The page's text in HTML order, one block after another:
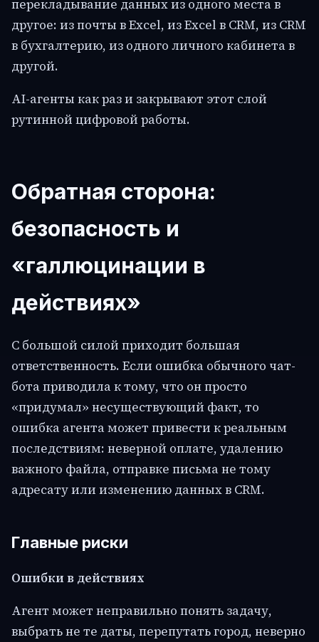
перекладывание данных из одного места в
другое: из почты в Excel, из Excel в CRM, из CRM
в бухгалтерию, из одного личного кабинета в
другой.
AI-агенты как раз и закрывают этот слой
рутинной цифровой работы.
Обратная сторона:
безопасность и
«галлюцинации в
действиях»
С большой силой приходит большая
ответственность. Если ошибка обычного чат-
бота приводила к тому, что он просто
«придумал» несуществующий факт, то
ошибка агента может привести к реальным
последствиям: неверной оплате, удалению
важного файла, отправке письма не тому
адресату или изменению данных в CRM.
Главные риски
Ошибки в действиях
Агент может неправильно понять задачу,
выбрать не те даты, перепутать город, неверно